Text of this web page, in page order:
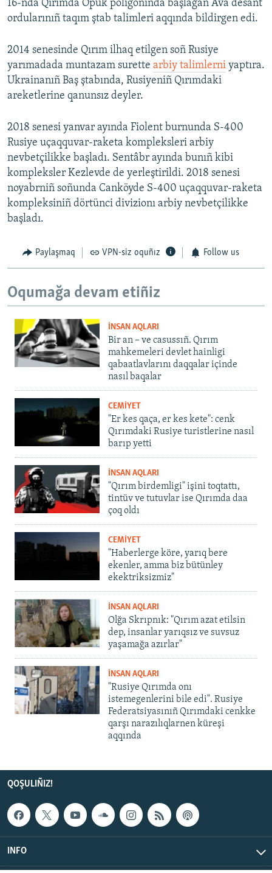
16-nda Qırımda Opuk poligonında başlağan Ava desant
ordularınıñ taqım ştab talimleri aqqında bildirgen edi.
2014 senesinde Qırım ilhaq etilgen soñ Rusiye
yarımadada muntazam surette arbiy talimlerni yaptıra.
Ukrainanıñ Baş ştabında, Rusiyeniñ Qırımdaki
areketlerine qanunsız deyler.
2018 senesi yanvar ayında Fiolent burnunda S-400
Rusiye uçaqquvar-raketa kompleksleri arbiy
nevbetçilikke başladı. Sentâbr ayında bunıñ kibi
kompleksler Kezlevde de yerleştirildi. 2018 senesi
noyabrniñ soñunda Canköyde S-400 uçaqquvar-raketa
kompleksiniñ dörtünci divizionı arbiy nevbetçilikke
başladı.
Paylaşmaq VPN-siz oquñız Follow us
Oqumağa devam etiñiz
İNSAN AQLARI
Bir an – ve casussıñ. Qırım
mahkemeleri devlet hainligi
qabaatlavlarını daqqalar içinde
nasıl baqalar
CEMİYET
"Er kes qaça, er kes kete": cenk
Qırımdaki Rusiye turistlerine nasıl
barıp yetti
İNSAN AQLARI
"Qırım birdemligi" işini toqtattı,
tintüv ve tutuvlar ise Qırımda daa
çoq oldı
CEMİYET
"Haberlerge köre, yarıq bere
ekenler, amma biz bütünley
ekektriksizmiz"
İNSAN AQLARI
Olğa Skrıpnık: "Qırım azat etilsin
dep, insanlar yarıqsız ve suvsuz
yaşamağa azırlar"
İNSAN AQLARI
"Rusiye Qırımda onı
istemegenlerini bile edi". Rusiye
Federatsiyasınıñ Qırımdaki cenkke
qarşı narazılıqlarnen küreşi
aqqında
QOŞULIÑIZ!
INFO